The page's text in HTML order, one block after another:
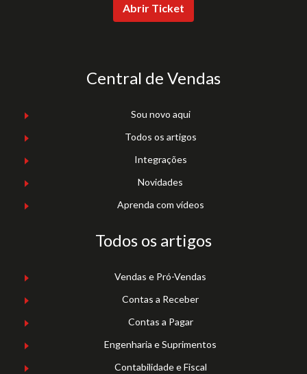
Abrir Ticket
Central de Vendas
Sou novo aqui
Todos os artigos
Integrações
Novidades
Aprenda com vídeos
Todos os artigos
Vendas e Pró-Vendas
Contas a Receber
Contas a Pagar
Engenharia e Suprimentos
Contabilidade e Fiscal